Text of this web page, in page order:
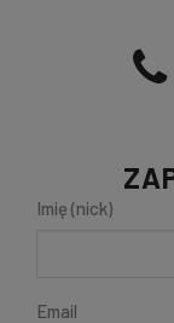
Imię (nick)
Email